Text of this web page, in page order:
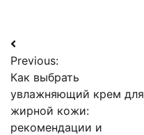
Навигация
по
записям
Previous:
Как выбрать
увлажняющий крем для
жирной кожи:
рекомендации и